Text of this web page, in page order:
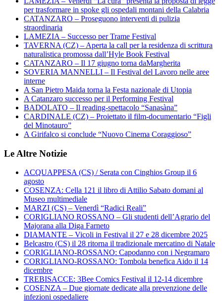
per trasformare in spoke gli ospedali montani della Calabria
CATANZARO – Proseguono interventi di pulizia
straordinaria
LAMEZIA – Successo per Trame Festival
TAVERNA (CZ) – Aperta la call per la residenza di scrittura
naturalistica promossa dall’Hyle Book Festival
CATANZARO – Il 17 giugno torna daMargherita
SOVERIA MANNELLI – Il Festival del Lavoro nelle aree
interne
A San Pietro Maida torna la Festa nazionale di Utopia
A Catanzaro successo per il Performing Festival
BADOLATO – Il reading-spettacolo “Sanasàna”
CARDINALE (CZ) – Proiettato il film-documentario “Figli
del Minotauro”
A Girifalco si conclude “Nuovo Cinema Coraggioso”
Le Altre Notizie
ACQUAPPESA (CS) / Serata con Cinghios Group il 6
agosto
COSENZA: Cella 121 il libro di Attilio Sabato domani al
Museo multimediale
MARZI (CS) – Venerdì “Radici Reali”
CORIGLIANO ROSSANO – Gli studenti dell’Agrario del
Majorana alla Diga Farneto
DIAMANTE – Vicoli in Festival il 27 e 28 dicembre 2025
Belcastro (CS) il 28 ritorna il tradizionale mercatino di Natale
CORIGLIANO-ROSSANO: Capodanno con i Negramaro
CORIGLIANO-ROSSANO: Tombola benefica Aido il 14
dicembre
TREBISACCE: 3Bee Comics Festival il 12-14 dicembre
COSENZA – Due giornate dedicate alla prevenzione delle
infezioni ospedaliere